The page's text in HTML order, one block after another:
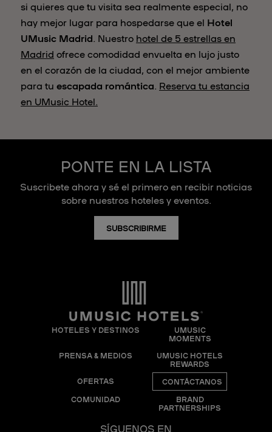
si quieres que tu visita sea realmente especial, no
hay mejor lugar para hospedarse que el Hotel
UMusic Madrid. Nuestro hotel de 5 estrellas en
Madrid ofrece comodidad envuelta en lujo justo
en el corazón de la ciudad, con el mejor ambiente
para tu escapada romántica. Reserva tu estancia
en UMusic Hotel.
PONTE EN LA LISTA
Suscribete ahora y sé el primero en recibir noticias
sobre nuestros hoteles y eventos.
SUBSCRIBIRME
HOTELES Y DESTINOS
UMUSIC
MOMENTS
PRENSA & MEDIOS
UMUSIC HOTELS
REWARDS
OFERTAS
CONTÁCTANOS
COMUNIDAD
BRAND
PARTNERSHIPS
SÍGUENOS EN